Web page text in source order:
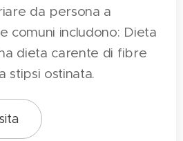
da persona a
comuni includono: Dieta
dieta carente di fibre
stipsi ostinata.